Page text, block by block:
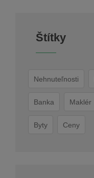
Štítky
Nehnuteľnosti
Banka Maklér
Byty Ceny